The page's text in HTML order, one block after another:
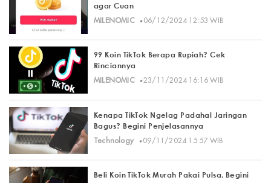
agar Cuan
MILENOMIC· 06/12/2024 12:53 WIB
99 Koin TikTok Berapa Rupiah? Cek
Rinciannya
MILENOMIC· 23/11/2024 16:16 WIB
Kenapa TikTok Ngelag Padahal Jaringan
Bagus? Begini Penjelasannya
Technology
· 09/11/2024 15:57 WIB
Beli Koin TikTok Murah Pakai Pulsa, Begini